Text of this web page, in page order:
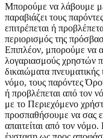
Μπορούμε να λάβουμε
παραβιάζει τους
επιτρέπεται ή
περιορισμός της
Επιπλέον, μπορούμε να
λογαριασμούς χρηστών
δικαιώματα πνευματικής
νόμο, τους παρόντες
ή προβλέπεται από τον
με το Περιεχόμενο
προσπαθήσουμε να σας
απαιτείται από τον